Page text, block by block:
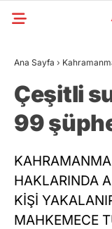
Ana Sayfa ›
Çeşitli
99
HAKLARINDA
KİŞİ
MAHKEMECE